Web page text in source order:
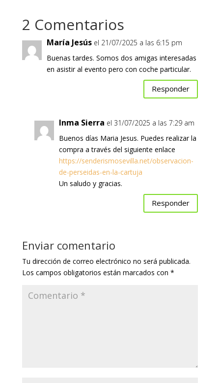
2 Comentarios
María Jesús el 21/07/2025 a las 6:15 pm
Buenas tardes. Somos dos amigas interesadas
en asistir al evento pero con coche particular.
Responder
Inma Sierra el 31/07/2025 a las 7:29 am
Buenos días Maria Jesus. Puedes realizar la
compra a través del siguiente enlace
https://senderismosevilla.net/observacion-
de-perseidas-en-la-cartuja
Un saludo y gracias.
Responder
Enviar comentario
Tu dirección de correo electrónico no será publicada.
Los campos obligatorios están marcados con *